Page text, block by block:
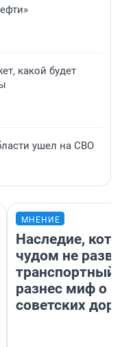
какой будет
ушел на СВО
МНЕНИЕ
Наследие,
чудом не
транспортный
разнес миф о
советских